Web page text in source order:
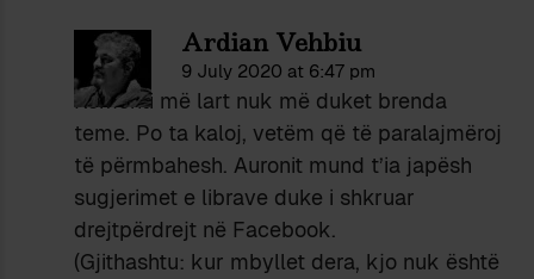
Ardian Vehbiu
9 July 2020 at 6:47 pm
Komenti më lart nuk më duket brenda
teme. Po ta kaloj, vetëm që të paralajmëroj
të përmbahesh. Auronit mund t’ia japësh
sugjerimet e librave duke i shkruar
drejtpërdrejt në Facebook.
(Gjithashtu: kur mbyllet dera, kjo nuk është